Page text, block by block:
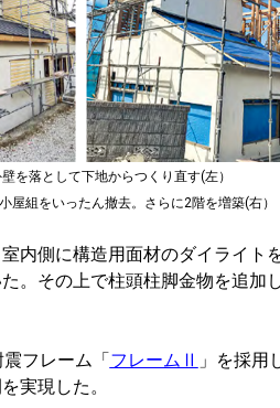
を落として下地からつくり直す(左）
屋組をいったん撤去。さらに2階を増築(右）
内側に構造用面材のダイライト
。その上で柱頭柱脚金物を追加
フレーム「フレームⅡ 」を採用
実現した。